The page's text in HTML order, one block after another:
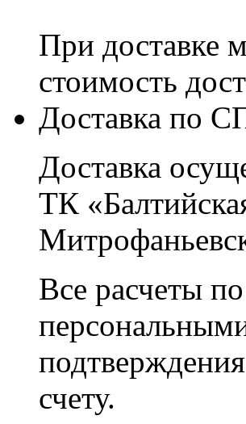
При доставке
стоимость
Доставка по
Доставка
ТК
Все расчеты
счету.